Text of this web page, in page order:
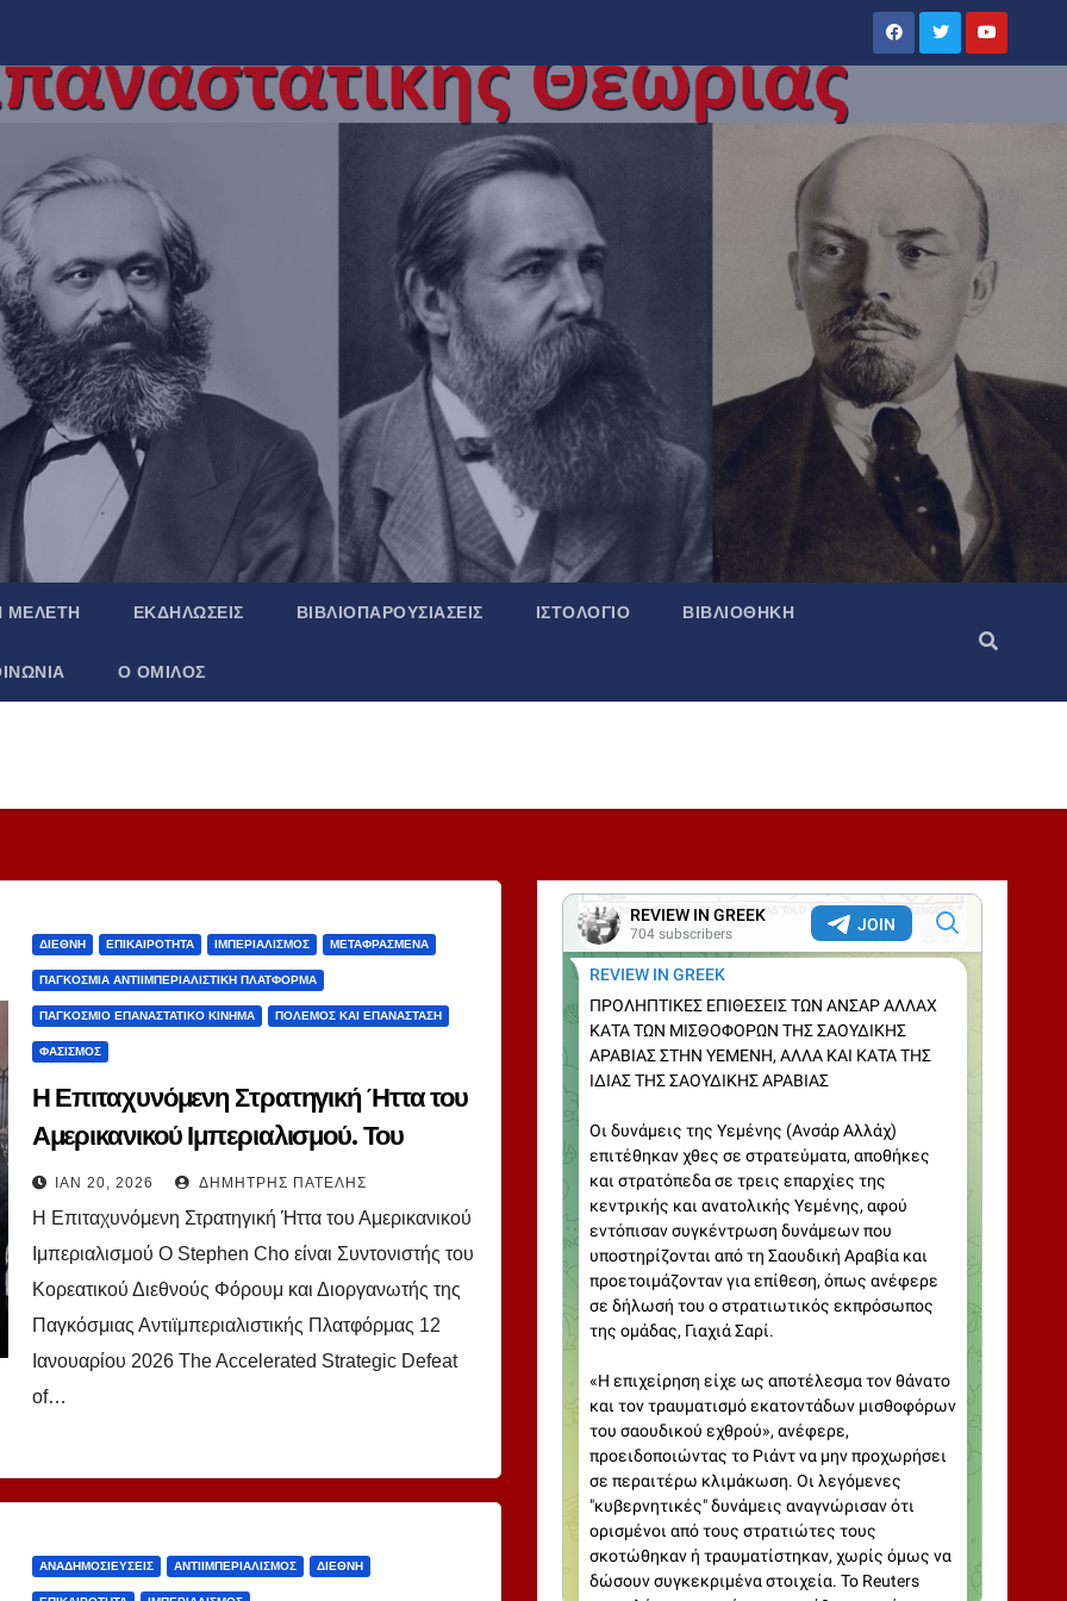
ΜΕΛΈΤΗ ΕΚΔΗΛΏΣΕΙΣ ΒΙΒΛΙΟΠΑΡΟΥΣΙΆΣΕΙΣ ΙΣΤΟΛΌΓΙΟ ΒΙΒΛΙΟΘΉΚΗ
Ο ΌΜΙΛΟΣ
ΔΙΕΘΝΉ ΕΠΙΚΑΙΡΌΤΗΤΑ ΙΜΠΕΡΙΑΛΙΣΜΌΣ ΜΕΤΑΦΡΑΣΜΈΝΑ
ΠΑΓΚΌΣΜΙΑ ΑΝΤΙΙΜΠΕΡΙΑΛΙΣΤΙΚΉ ΠΛΑΤΦΌΡΜΑ
ΠΑΓΚΌΣΜΙΟ ΕΠΑΝΑΣΤΑΤΙΚΌ ΚΊΝΗΜΑ ΠΌΛΕΜΟΣ ΚΑΙ ΕΠΑΝΆΣΤΑΣΗ
ΦΑΣΙΣΜΌΣ
Η Επιταχυνόμενη Στρατηγική Ήττα του
Αμερικανικού Ιμπεριαλισμού. Του
Stephen Cho.
ΙΑΝ 20, 2026 ΔΗΜΉΤΡΗΣ ΠΑΤΈΛΗΣ
Η Επιταχυνόμενη Στρατηγική Ήττα του Αμερικανικού
Ιμπεριαλισμού Ο Stephen Cho είναι Συντονιστής του
Κορεατικού Διεθνούς Φόρουμ και Διοργανωτής της
Παγκόσμιας Αντιϊμπεριαλιστικής Πλατφόρμας 12
Ιανουαρίου 2026 The Accelerated Strategic Defeat
of…
ΑΝΑΔΗΜΟΣΙΕΎΣΕΙΣ ΑΝΤΙΙΜΠΕΡΙΑΛΙΣΜΌΣ ΔΙΕΘΝΉ